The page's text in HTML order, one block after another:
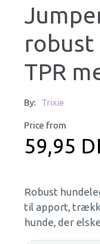
robust
TPR
By: Trixie
Price from
59,95
Robust
til apport,
hunde, der